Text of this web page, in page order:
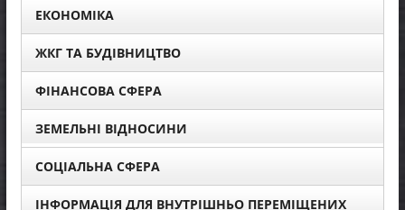
ЕКОНОМІКА
ЖКГ ТА БУДІВНИЦТВО
ФІНАНСОВА СФЕРА
ЗЕМЕЛЬНІ ВІДНОСИНИ
СОЦІАЛЬНА СФЕРА
ІНФОРМАЦІЯ ДЛЯ ВНУТРІШНЬО ПЕРЕМІЩЕНИХ